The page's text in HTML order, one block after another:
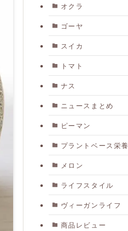
オクラ
ゴーヤ
スイカ
トマト
ナス
ニュースまとめ
ピーマン
プラントベース栄養
メロン
ライフスタイル
ヴィーガンライフ
商品レビュー